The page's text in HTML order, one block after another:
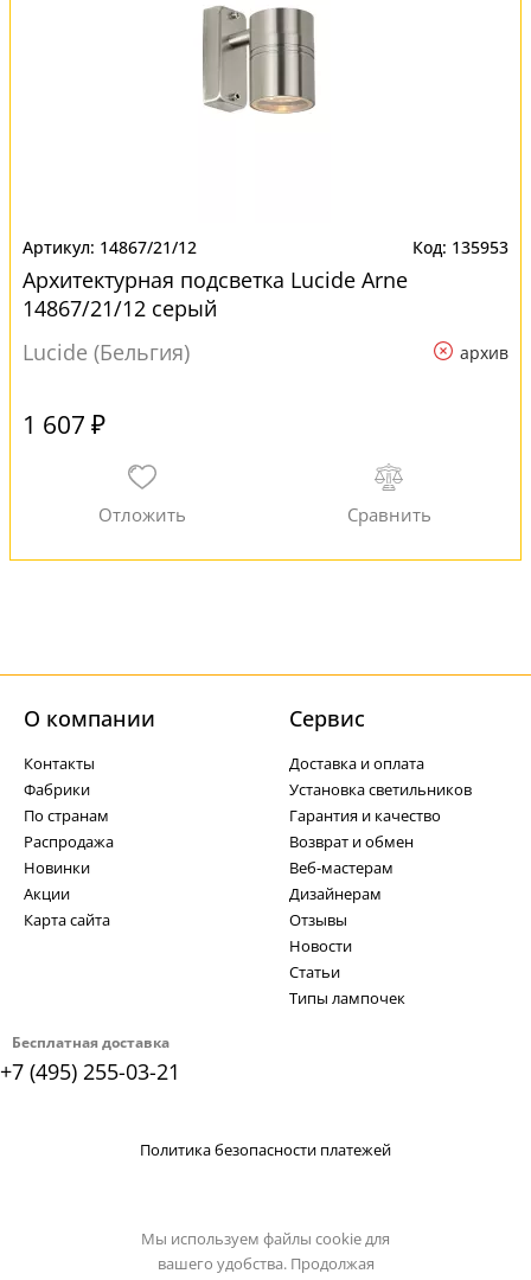
14867/21/12 135953
Архитектурная подсветка Lucide Arne
14867/21/12 серый
Lucide (Бельгия)
архив
1 607 ₽
Бесплатная доставка
+7 (495) 255-03-21
О компании
Контакты
Фабрики
По странам
Распродажа
Новинки
Акции
Карта сайта
Cервис
Доставка и оплата
Установка светильников
Гарантия и качество
Возврат и обмен
Веб-мастерам
Дизайнерам
Отзывы
Новости
Статьи
Типы лампочек
Политика безопасности платежей
Мы используем файлы cookie для
вашего удобства. Продолжая